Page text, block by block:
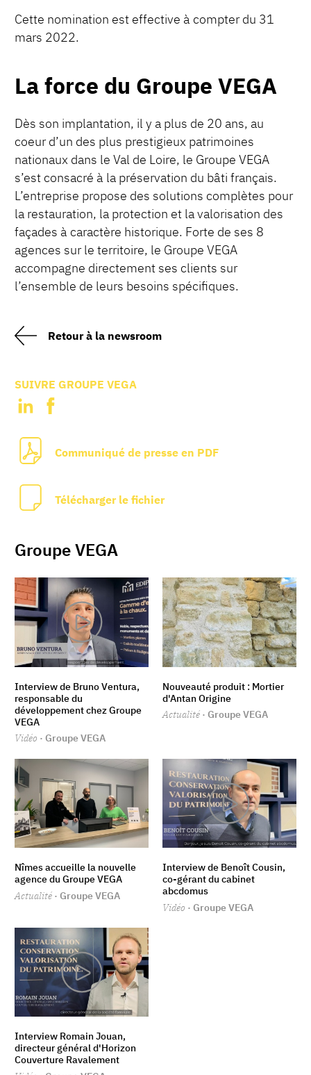
Cette nomination est effective à compter du 31
mars 2022.
La force du Groupe VEGA
Dès son implantation, il y a plus de 20 ans, au
coeur d’un des plus prestigieux patrimoines
nationaux dans le Val de Loire, le Groupe VEGA
s’est consacré à la préservation du bâti français.
L’entreprise propose des solutions complètes pour
la restauration, la protection et la valorisation des
façades à caractère historique. Forte de ses 8
agences sur le territoire, le Groupe VEGA
accompagne directement ses clients sur
l’ensemble de leurs besoins spécifiques.
Retour à la newsroom
SUIVRE GROUPE VEGA
Communiqué de presse en PDF
Télécharger le fichier
Groupe VEGA
Interview de Bruno Ventura,
responsable du
développement chez Groupe
VEGA
Vidéo · Groupe VEGA
Nouveauté produit : Mortier
d'Antan Origine
Actualité · Groupe VEGA
Nîmes accueille la nouvelle
agence du Groupe VEGA
Actualité · Groupe VEGA
Interview de Benoît Cousin,
co-gérant du cabinet
abcdomus
Vidéo · Groupe VEGA
Interview Romain Jouan,
directeur général d'Horizon
Couverture Ravalement